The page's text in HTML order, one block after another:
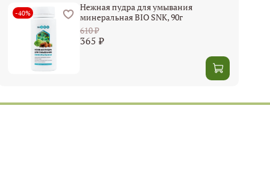
-40%
Нежная пудра для умывания
минеральная BIO SNK, 90г
610 ₽
365 ₽